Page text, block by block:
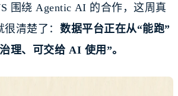
围绕 Agentic AI 的合作，这周真
很清楚了：数据平台正在从“能跑”
理、可交给 AI 使用”。